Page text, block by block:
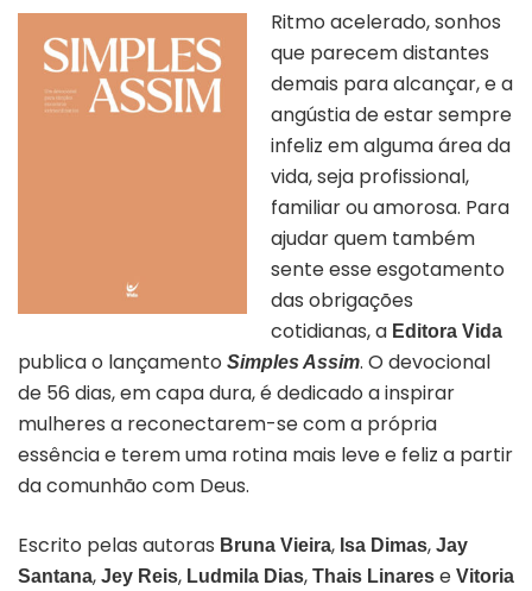
Ritmo acelerado, sonhos
que parecem distantes
demais para alcançar, e a
angústia de estar sempre
infeliz em alguma área da
vida, seja profissional,
familiar ou amorosa. Para
ajudar quem também
sente esse esgotamento
das obrigações
cotidianas, a Editora Vida
publica o lançamento Simples Assim. O devocional
de 56 dias, em capa dura, é dedicado a inspirar
mulheres a reconectarem-se com a própria
essência e terem uma rotina mais leve e feliz a partir
da comunhão com Deus.
Escrito pelas autoras Bruna Vieira, Isa Dimas, Jay
Santana, Jey Reis, Ludmila Dias, Thais Linares e Vitoria